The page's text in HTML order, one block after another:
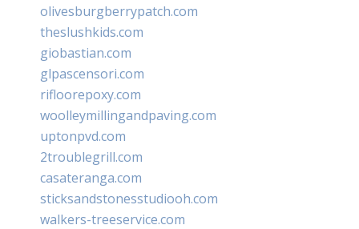
olivesburgberrypatch.com
theslushkids.com
giobastian.com
glpascensori.com
rifloorepoxy.com
woolleymillingandpaving.com
uptonpvd.com
2troublegrill.com
casateranga.com
sticksandstonesstudiooh.com
walkers-treeservice.com